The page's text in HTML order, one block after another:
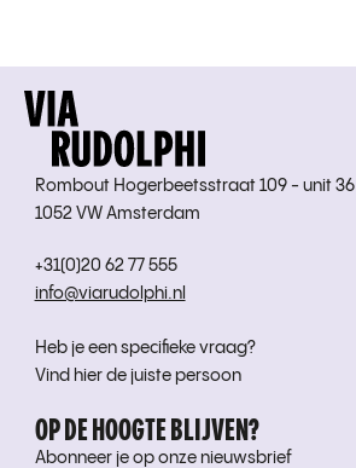
Rombout Hogerbeetsstraat 109 - unit 36
1052 VW Amsterdam
+31(0)20 62 77 555
info@viarudolphi.nl
Heb je een specifieke vraag?
Vind hier de juiste persoon
OP DE HOOGTE BLIJVEN?
Abonneer je op onze nieuwsbrief